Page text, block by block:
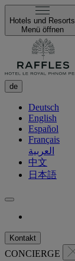
Hotels und Resorts
Menü öffnen
de
Deutsch
English
Español
Français
العربية
中文
日本語
Kontakt
CONCIERGE